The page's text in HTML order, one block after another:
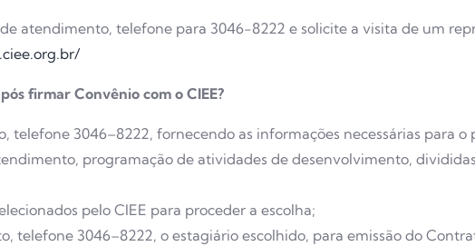
atendimento, telefone para 3046-8222 e solicite a visita de um
firmar Convênio com o CIEE?
3046–8222, fornecendo as informações necessárias para o
programação de atividades de desenvolvimento,
pelo CIEE para proceder a escolha;
telefone 3046–8222, o estagiário escolhido, para emissão do